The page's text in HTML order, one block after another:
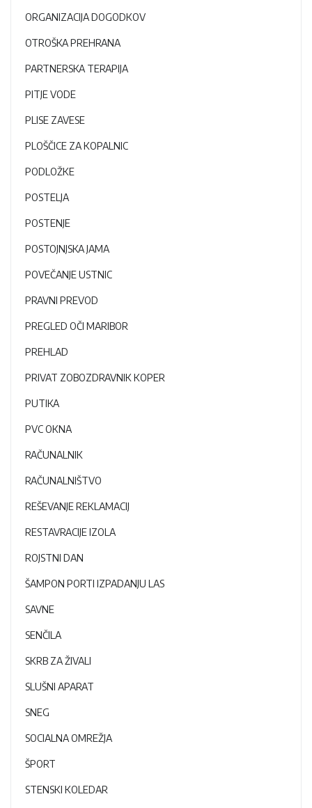
ORGANIZACIJA DOGODKOV
OTROŠKA PREHRANA
PARTNERSKA TERAPIJA
PITJE VODE
PLISE ZAVESE
PLOŠČICE ZA KOPALNIC
PODLOŽKE
POSTELJA
POSTENJE
POSTOJNJSKA JAMA
POVEČANJE USTNIC
PRAVNI PREVOD
PREGLED OČI MARIBOR
PREHLAD
PRIVAT ZOBOZDRAVNIK KOPER
PUTIKA
PVC OKNA
RAČUNALNIK
RAČUNALNIŠTVO
REŠEVANJE REKLAMACIJ
RESTAVRACIJE IZOLA
ROJSTNI DAN
ŠAMPON PORTI IZPADANJU LAS
SAVNE
SENČILA
SKRB ZA ŽIVALI
SLUŠNI APARAT
SNEG
SOCIALNA OMREŽJA
ŠPORT
STENSKI KOLEDAR